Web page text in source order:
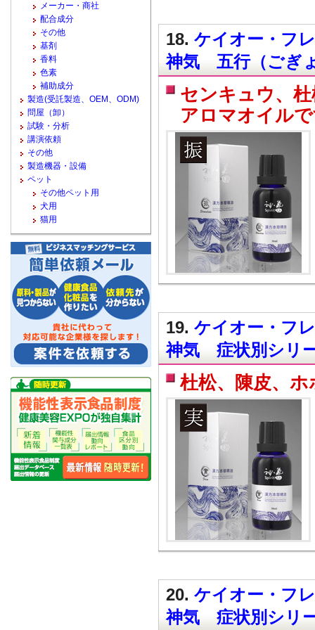
18. ケイオー・フ
神気 五行（ごぎ
センキュウ、
アロマオイル
19. ケイオー・フ
神気 症状別シ
杜松、陳皮、
20. ケイオー・フ
神気 症状別シ
メーカー・商社
配合成分
その他
基剤
香料
色素
補助成分
製造(受託製造、OEM、ODM)
問屋（卸）
試験・分析
講演依頼
その他
製造機器・設備
ペット
その他ペット用
犬用
猫用